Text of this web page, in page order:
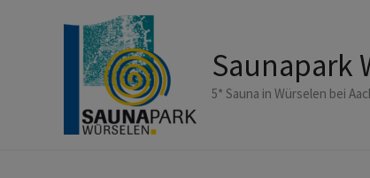
Saunapark
5* Sauna in Würselen bei